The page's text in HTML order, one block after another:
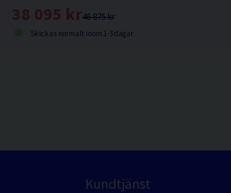
46 875 kr
38 095 kr
Skickas normalt inom 1-3 dagar
Kundtjänst